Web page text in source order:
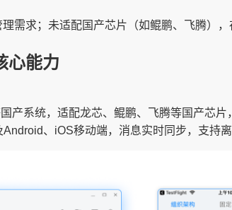
需求；未适配国产芯片（如鲲鹏、飞腾）
心能力
产系统，适配龙芯、鲲鹏、飞腾等国产芯片
、iOS移动端，消息实时同步，支持